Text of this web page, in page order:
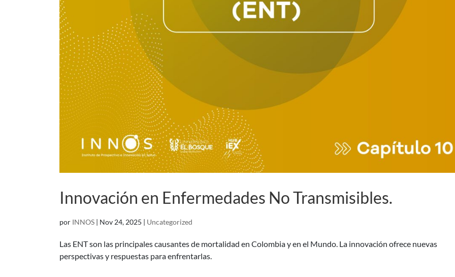
Innovación en Enfermedades No Transmisibles.
por INNOS | Nov 24, 2025 | Uncategorized
Las ENT son las principales causantes de mortalidad en Colombia y en el Mundo. La innovación ofrece nuevas
perspectivas y respuestas para enfrentarlas.